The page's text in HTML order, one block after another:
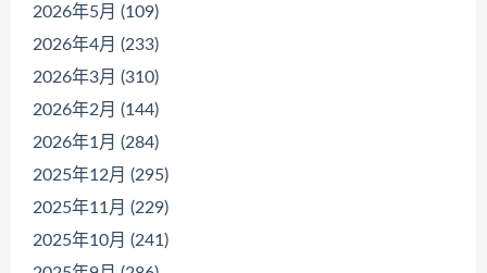
2026年5月 (109)
2026年4月 (233)
2026年3月 (310)
2026年2月 (144)
2026年1月 (284)
2025年12月 (295)
2025年11月 (229)
2025年10月 (241)